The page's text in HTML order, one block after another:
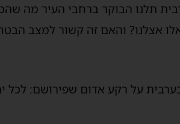
תלנו הבוקר ברחבי העיר מה
אצלנו? והאם זה קשור למצב
על רקע אדום שפירושם: לכל